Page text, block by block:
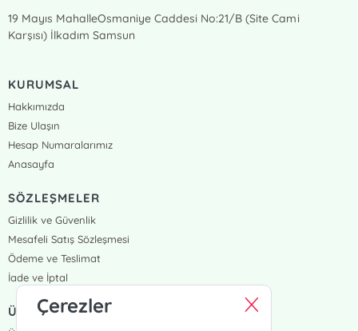
19 Mayıs MahalleOsmaniye Caddesi No:21/B (Site Cami
Karşısı) İlkadım Samsun
KURUMSAL
Hakkımızda
Bize Ulaşın
Hesap Numaralarımız
Anasayfa
SÖZLEŞMELER
Gizlilik ve Güvenlik
Mesafeli Satış Sözleşmesi
Ödeme ve Teslimat
İade ve İptal
ÜYELİK VE SİPARİŞ
Çerezler